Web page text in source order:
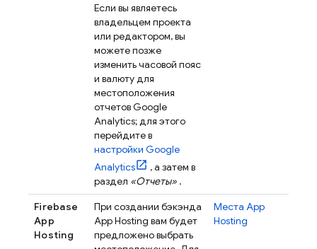
Если вы являетесь
владельцем проекта
или редактором, вы
можете позже
изменить часовой пояс
и валюту для
местоположения
отчетов Google
Analytics; для этого
перейдите в
настройки Google
Analytics
, а затем в
раздел «Отчеты» .
Firebase
App
Hosting
При создании бэкэнда
App Hosting вам будет
предложено выбрать
Места App
Hosting